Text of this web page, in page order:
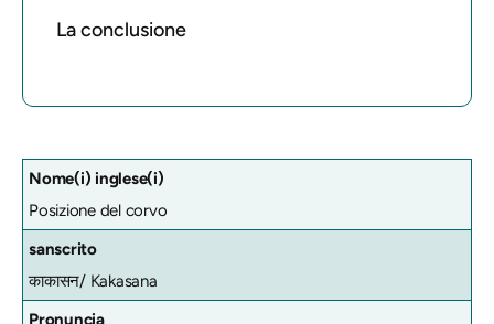
La conclusione
Nome(i) inglese(i)
Posizione del corvo
sanscrito
काकासन/ Kakasana
Pronuncia